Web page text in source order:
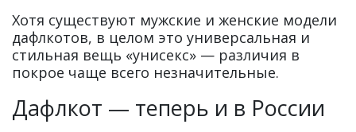
Хотя существуют мужские и женские модели
дафлкотов, в целом это универсальная и
стильная вещь «унисекс» — различия в
покрое чаще всего незначительные.
Дафлкот — теперь и в России